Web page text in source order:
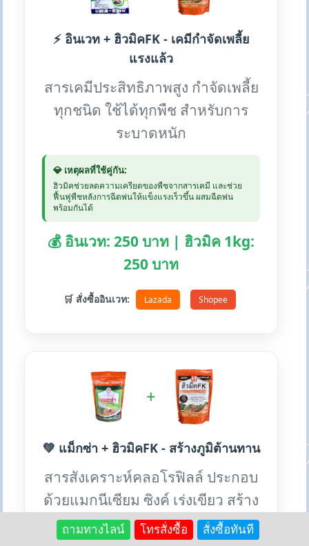
⚡ อินเวท + ฮิวมิคFK - เคมีกำจัดเพลี้ย
แรงแล้ว
สารเคมีประสิทธิภาพสูง กำจัดเพลี้ย
ทุกชนิด ใช้ได้ทุกพืช สำหรับการ
ระบาดหนัก
💎 เหตุผลที่ใช้คู่กัน:
ฮิวมิคช่วยลดความเครียดของพืชจากสารเคมี และช่วย
ฟื้นฟูพืชหลังการฉีดพ่นให้แข็งแรงเร็วขึ้น ผสมฉีดพ่น
พร้อมกันได้
💰 อินเวท: 250 บาท | ฮิวมิค 1kg:
250 บาท
🛒 สั่งซื้ออินเวท: Lazada Shopee
+
💚 แม็กซ่า + ฮิวมิคFK - สร้างภูมิต้านทาน
สารสังเคราะห์คลอโรฟิลล์ ประกอบ
ด้วยแมกนีเซียม ซิงค์ เร่งเขียว สร้าง
ภูมิต้านทานโรค
ถามทางไลน์ โทรสั่งซื้อ สั่งซื้อทันที